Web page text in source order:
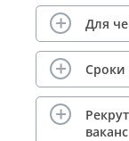
Для
Сроки